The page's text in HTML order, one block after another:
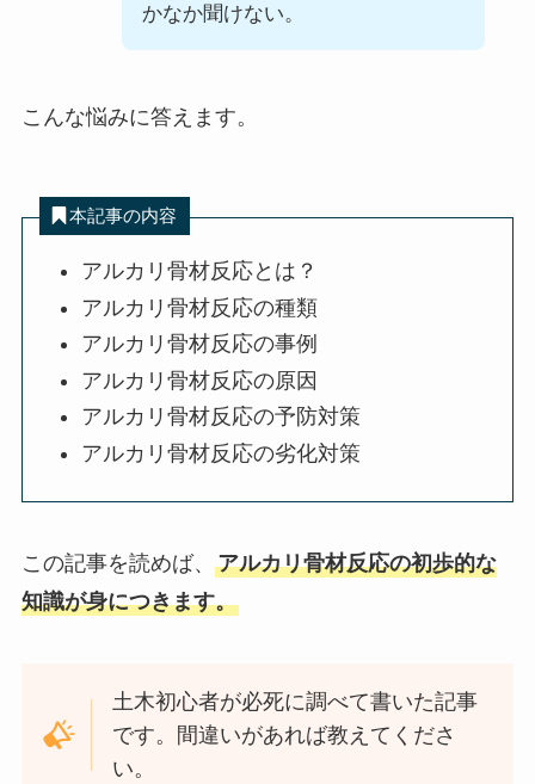
かなか聞けない。
こんな悩みに答えます。
本記事の内容
アルカリ骨材反応とは？
アルカリ骨材反応の種類
アルカリ骨材反応の事例
アルカリ骨材反応の原因
アルカリ骨材反応の予防対策
アルカリ骨材反応の劣化対策
この記事を読めば、 アルカリ骨材反応の初歩的な
知識が身につきます。
土木初心者が必死に調べて書いた記事
です。間違いがあれば教えてくださ
い。